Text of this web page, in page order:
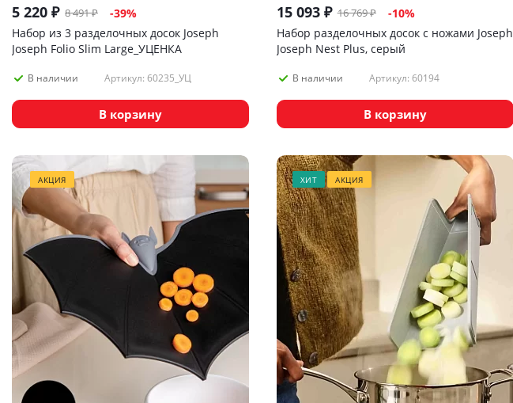
5 220 ₽ 8 491₽ -39%
Набор из 3 разделочных досок Joseph
Joseph Folio Slim Large_УЦЕНКА
В наличии Артикул: 60235_УЦ
В корзину
15 093₽ 16 769₽ -10%
Набор разделочных досок с ножами Joseph
Joseph Nest Plus, серый
В наличии Артикул: 60194
В корзину
АКЦИЯ ХИТ АКЦИЯ